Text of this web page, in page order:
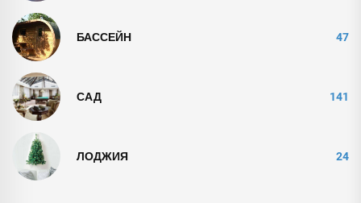
БАССЕЙН 47
САД 141
ЛОДЖИЯ 24